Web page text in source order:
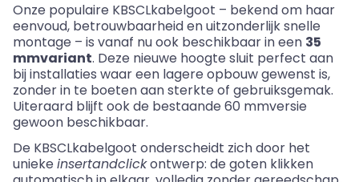
Onze populaire KBSCLkabelgoot – bekend om haar
eenvoud, betrouwbaarheid en uitzonderlijk snelle
montage – is vanaf nu ook beschikbaar in een 35
mmvariant. Deze nieuwe hoogte sluit perfect aan
bij installaties waar een lagere opbouw gewenst is,
zonder in te boeten aan sterkte of gebruiksgemak.
Uiteraard blijft ook de bestaande 60 mmversie
gewoon beschikbaar.
De KBSCLkabelgoot onderscheidt zich door het
unieke insertandclickontwerp: de goten klikken